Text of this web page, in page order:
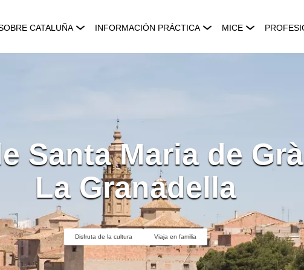
CATALUÑA INFORMACIÓN PRÁCTICA MICE
Santa Maria de
La Granadella
Disfruta de la cultura Viaja en familia